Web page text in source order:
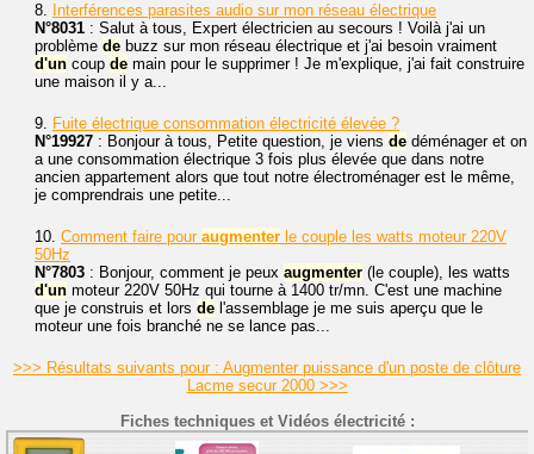
8. Interférences parasites audio sur mon réseau électrique
N°8031 : Salut à tous, Expert électricien au secours ! Voilà j'ai un
problème de buzz sur mon réseau électrique et j'ai besoin vraiment
d'un coup de main pour le supprimer ! Je m'explique, j'ai fait construire
une maison il y a...
9. Fuite électrique consommation électricité élevée ?
N°19927 : Bonjour à tous, Petite question, je viens de déménager et on
a une consommation électrique 3 fois plus élevée que dans notre
ancien appartement alors que tout notre électroménager est le même,
je comprendrais une petite...
10. Comment faire pour augmenter le couple les watts moteur 220V
50Hz
N°7803 : Bonjour, comment je peux augmenter (le couple), les watts
d'un moteur 220V 50Hz qui tourne à 1400 tr/mn. C'est une machine
que je construis et lors de l'assemblage je me suis aperçu que le
moteur une fois branché ne se lance pas...
>>> Résultats suivants pour : Augmenter puissance d'un poste de clôture
Lacme secur 2000 >>>
Fiches techniques et Vidéos électricité :